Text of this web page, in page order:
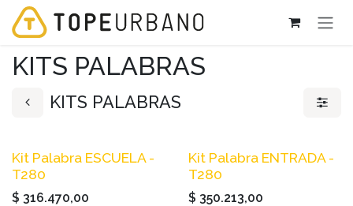
Ir al contenido
KITS PALABRAS
KITS PALABRAS
Kit Palabra ESCUELA -
T280
$ 316.470,00
Kit Palabra ENTRADA -
T280
$ 350.213,00